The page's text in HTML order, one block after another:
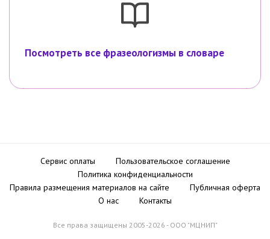
Посмотреть все фразеологизмы в словаре
Сервис оплаты
Пользовательское соглашение
Политика конфиденциальности
Правила размещения материалов на сайте
Публичная оферта
О нас
Контакты
Все права защищены 2005-2026 - ООО "МЦНИП"